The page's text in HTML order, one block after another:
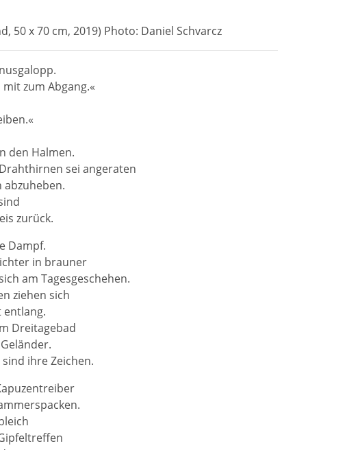
50 x 70 cm, 2019) Photo: Daniel Schvarcz
zum Abgang.«
den Halmen.
sei angeraten
abzuheben.
zurück.
Dampf.
in brauner
am Tages­geschehen.
ziehen sich
entlang.
Dreitagebad
ihre Zeichen.